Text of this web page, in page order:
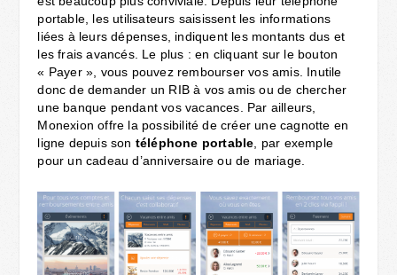
portable, les utilisateurs saisissent les informations
liées à leurs dépenses, indiquent les montants dus et
les frais avancés. Le plus : en cliquant sur le bouton
« Payer », vous pouvez rembourser vos amis. Inutile
donc de demander un RIB à vos amis ou de chercher
une banque pendant vos vacances. Par ailleurs,
Monexion offre la possibilité de créer une cagnotte en
ligne depuis son téléphone portable , par exemple
pour un cadeau d’anniversaire ou de mariage.